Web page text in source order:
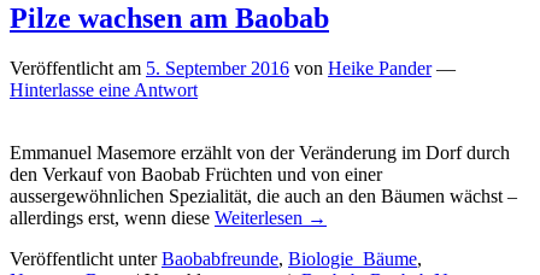
Pilze wachsen am Baobab
Veröffentlicht am 5. September 2016 von Heike Pander —
Hinterlasse eine Antwort
Emmanuel Masemore erzählt von der Veränderung im Dorf durch
den Verkauf von Baobab Früchten und von einer
aussergewöhnlichen Spezialität, die auch an den Bäumen wächst –
allerdings erst, wenn diese Weiterlesen →
Veröffentlicht unter Baobabfreunde, Biologie_Bäume,